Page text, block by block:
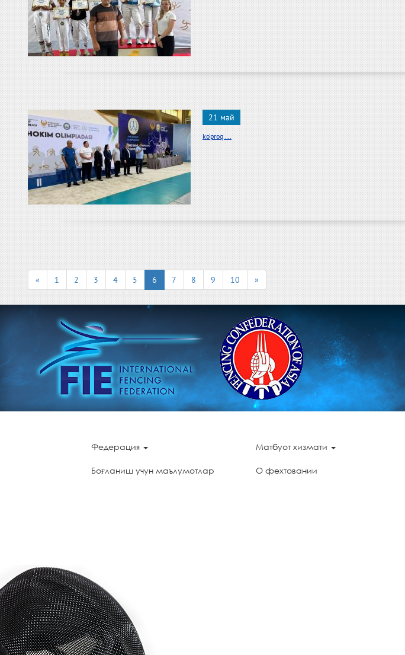
21 май
ko'proq ...
« 1 2 3 4 5 6 7 8 9 10 »
Федерация Матбуот хизмати
Боғланиш учун маълумотлар О фехтовании